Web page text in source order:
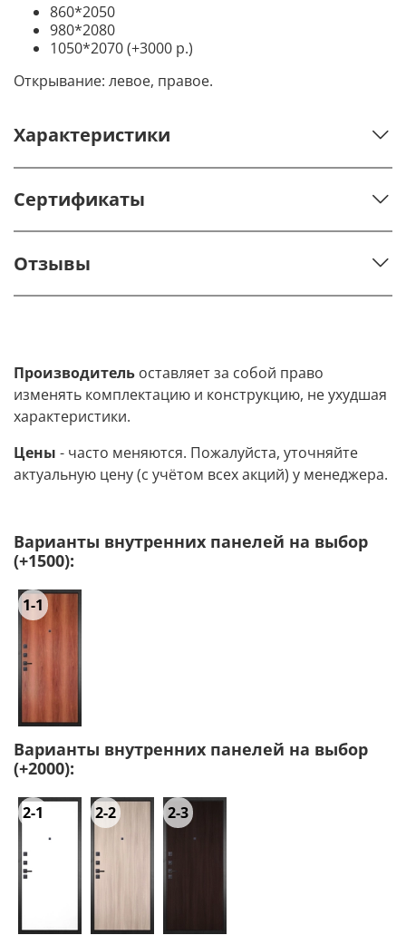
860*2050
980*2080
1050*2070 (+3000 р.)
Открывание: левое, правое.
Характеристики
Сертификаты
Отзывы
Производитель оставляет за собой право
изменять комплектацию и конструкцию, не ухудшая
характеристики.
Цены - часто меняются. Пожалуйста, уточняйте
актуальную цену (с учётом всех акций) у менеджера.
Варианты внутренних панелей на выбор
(+1500):
1-1
Варианты внутренних панелей на выбор
(+2000):
2-1 2-2 2-3